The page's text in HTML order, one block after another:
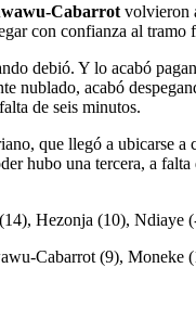
Cabarrot volvieron
con confianza al tramo
debió. Y lo acabó
nublado, acabó
de seis minutos.
que llegó a ubicarse a
hubo una tercera, a
Hezonja (10),
Cabarrot (9),